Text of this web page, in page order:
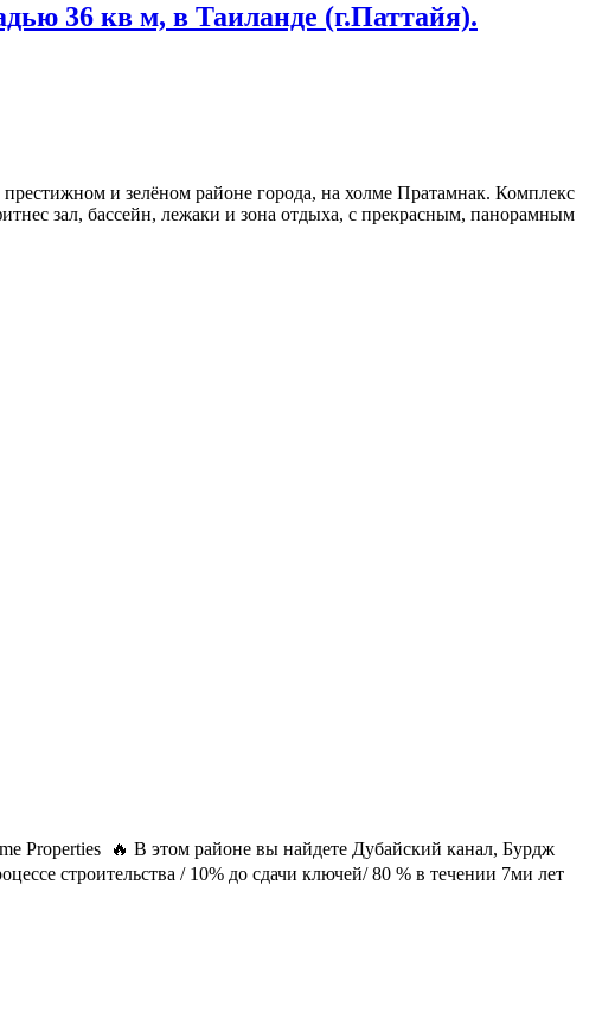
36 кв м, в Таиланде (г.Паттайя).
и зелёном районе города, на холме Пратамнак. Комплекс
зал, бассейн, лежаки и зона отдыха, с прекрасным, панорамным
🔥 В этом районе вы найдете Дубайский канал, Бурдж
строительства / 10% до сдачи ключей/ 80 % в течении 7ми лет